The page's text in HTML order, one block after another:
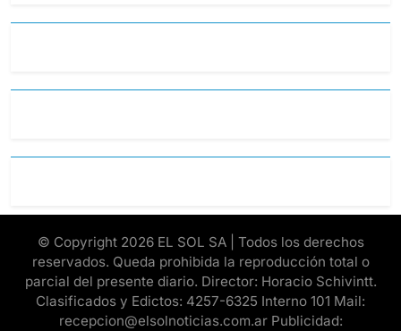
© Copyright 2026 EL SOL SA | Todos los derechos
reservados. Queda prohibida la reproducción total o
parcial del presente diario. Director: Horacio Schivintt.
Clasificados y Edictos: 4257-6325 Interno 101 Mail:
recepcion@elsolnoticias.com.ar Publicidad: